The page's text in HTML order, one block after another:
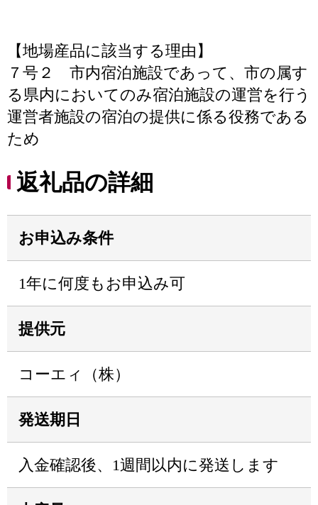
【地場産品に該当する理由】
７号２ 市内宿泊施設であって、市の属す
る県内においてのみ宿泊施設の運営を行う
運営者施設の宿泊の提供に係る役務である
ため
返礼品の詳細
お申込み条件
1年に何度もお申込み可
提供元
コーエィ（株）
発送期日
入金確認後、1週間以内に発送します